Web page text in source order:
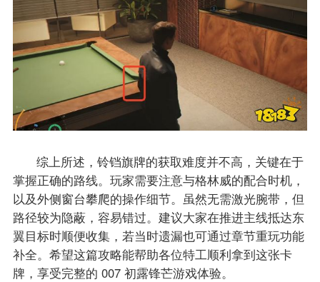
综上所述，铃铛旗牌的获取难度并不高，关键在于
掌握正确的路线。玩家需要注意与格林威的配合时机，
以及外侧窗台攀爬的操作细节。虽然无需激光腕带，但
路径较为隐蔽，容易错过。建议大家在推进主线抵达东
翼目标时顺便收集，若当时遗漏也可通过章节重玩功能
补全。希望这篇攻略能帮助各位特工顺利拿到这张卡
牌，享受完整的 007 初露锋芒游戏体验。